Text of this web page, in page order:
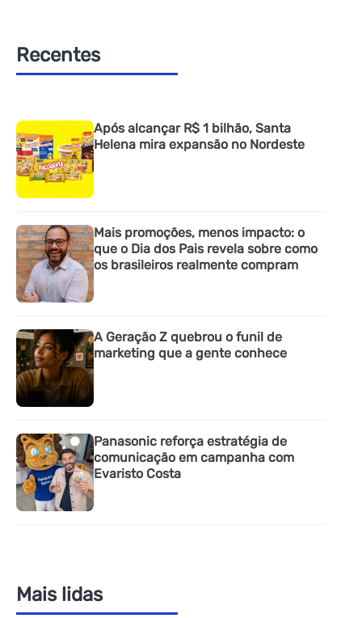
Recentes
Após alcançar R$ 1 bilhão, Santa
Helena mira expansão no Nordeste
Mais promoções, menos impacto: o
que o Dia dos Pais revela sobre como
os brasileiros realmente compram
A Geração Z quebrou o funil de
marketing que a gente conhece
Panasonic reforça estratégia de
comunicação em campanha com
Evaristo Costa
Mais lidas